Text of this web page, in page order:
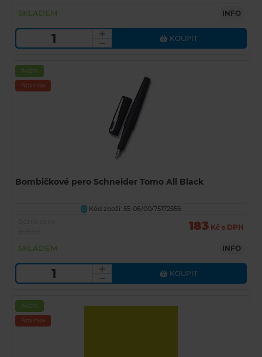
SKLADEM INFO
KOUPIT
Akční
Novinka
Bombičkové pero Schneider Tomo All Black
U
Kód zboží: 55-06/00/75172556
183 Kč s DPH
SKLADEM INFO
KOUPIT
Akční
Novinka